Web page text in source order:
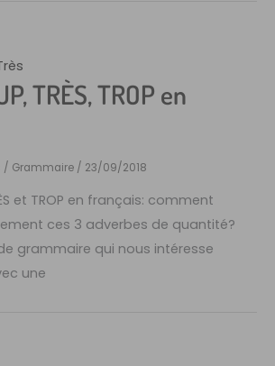
TRÈS, TROP en
/ Grammaire / 23/09/2018
et TROP en français: comment
ces 3 adverbes de quantité?
grammaire qui nous intéresse
une